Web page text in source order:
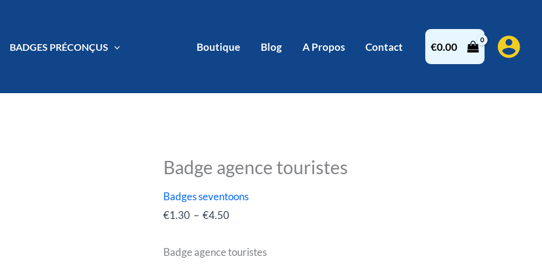
BADGES PRÉCONÇUS Boutique Blog A Propos Contact €0.00
Badge agence touristes
Badges seventoons
€1.30 – €4.50
Plage
prix :
€4.50
Badge agence touristes
quantité
Badge
agence